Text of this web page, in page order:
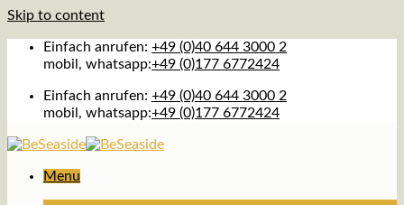
Skip to content
Einfach anrufen: +49 (0)40 644 3000 2
mobil, whatsapp:+49 (0)177 6772424
Einfach anrufen: +49 (0)40 644 3000 2
mobil, whatsapp:+49 (0)177 6772424
Menu